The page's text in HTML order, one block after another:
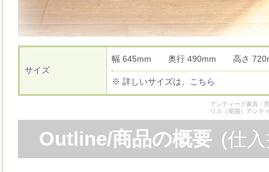
サイズ
幅 645mm 奥行 490mm 高さ
※ 詳しいサイズは、 こちら
アンティーク家具・
リス（英国）アンテ
Outline/商品の概要 (仕